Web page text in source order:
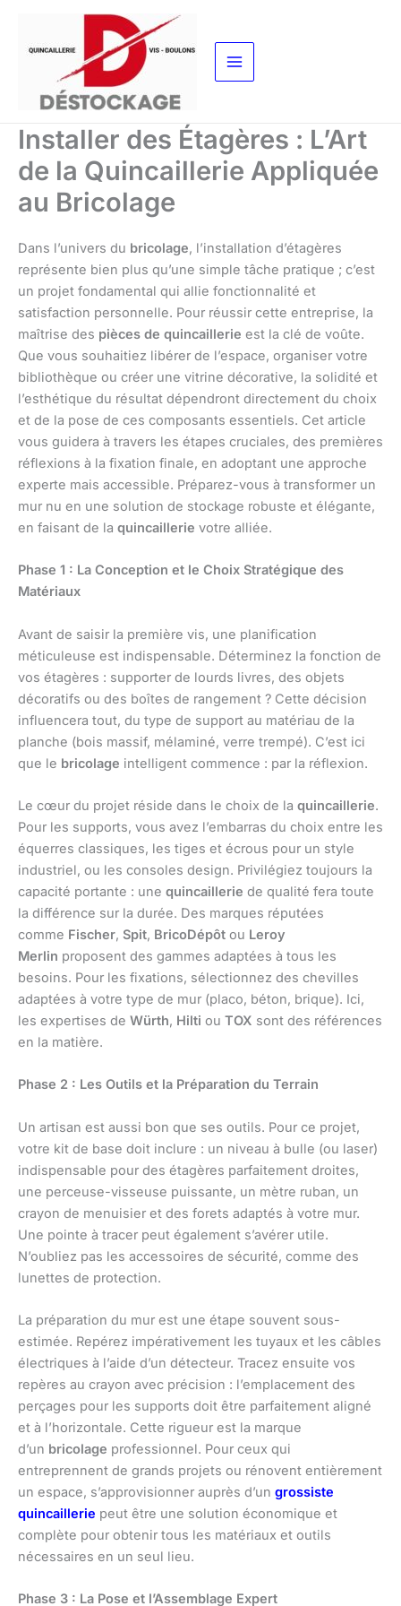
contenu
Installer des Étagères : L’Art
de la Quincaillerie Appliquée
au Bricolage
Dans l’univers du bricolage, l’installation d’étagères
représente bien plus qu’une simple tâche pratique ; c’est
un projet fondamental qui allie fonctionnalité et
satisfaction personnelle. Pour réussir cette entreprise, la
maîtrise des pièces de quincaillerie est la clé de voûte.
Que vous souhaitiez libérer de l’espace, organiser votre
bibliothèque ou créer une vitrine décorative, la solidité et
l’esthétique du résultat dépendront directement du choix
et de la pose de ces composants essentiels. Cet article
vous guidera à travers les étapes cruciales, des premières
réflexions à la fixation finale, en adoptant une approche
experte mais accessible. Préparez-vous à transformer un
mur nu en une solution de stockage robuste et élégante,
en faisant de la quincaillerie votre alliée.
Phase 1 : La Conception et le Choix Stratégique des
Matériaux
Avant de saisir la première vis, une planification
méticuleuse est indispensable. Déterminez la fonction de
vos étagères : supporter de lourds livres, des objets
décoratifs ou des boîtes de rangement ? Cette décision
influencera tout, du type de support au matériau de la
planche (bois massif, mélaminé, verre trempé). C’est ici
que le bricolage intelligent commence : par la réflexion.
Le cœur du projet réside dans le choix de la quincaillerie.
Pour les supports, vous avez l’embarras du choix entre les
équerres classiques, les tiges et écrous pour un style
industriel, ou les consoles design. Privilégiez toujours la
capacité portante : une quincaillerie de qualité fera toute
la différence sur la durée. Des marques réputées
comme Fischer, Spit, BricoDépôt ou Leroy
Merlin proposent des gammes adaptées à tous les
besoins. Pour les fixations, sélectionnez des chevilles
adaptées à votre type de mur (placo, béton, brique). Ici,
les expertises de Würth, Hilti ou TOX sont des références
en la matière.
Phase 2 : Les Outils et la Préparation du Terrain
Un artisan est aussi bon que ses outils. Pour ce projet,
votre kit de base doit inclure : un niveau à bulle (ou laser)
indispensable pour des étagères parfaitement droites,
une perceuse-visseuse puissante, un mètre ruban, un
crayon de menuisier et des forets adaptés à votre mur.
Une pointe à tracer peut également s’avérer utile.
N’oubliez pas les accessoires de sécurité, comme des
lunettes de protection.
La préparation du mur est une étape souvent sous-
estimée. Repérez impérativement les tuyaux et les câbles
électriques à l’aide d’un détecteur. Tracez ensuite vos
repères au crayon avec précision : l’emplacement des
perçages pour les supports doit être parfaitement aligné
et à l’horizontale. Cette rigueur est la marque
d’un bricolage professionnel. Pour ceux qui
entreprennent de grands projets ou rénovent entièrement
un espace, s’approvisionner auprès d’un grossiste
quincaillerie peut être une solution économique et
complète pour obtenir tous les matériaux et outils
nécessaires en un seul lieu.
Phase 3 : La Pose et l’Assemblage Expert